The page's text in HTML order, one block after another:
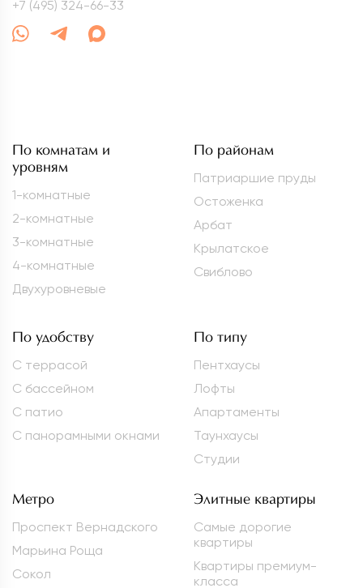
+7 (495) 324-66-33
По комнатам и
уровням
1-комнатные
2-комнатные
3-комнатные
4-комнатные
Двухуровневые
По районам
Патриаршие пруды
Остоженка
Арбат
Крылатское
Свиблово
По удобству
С террасой
С бассейном
С патио
С панорамными окнами
По типу
Пентхаусы
Лофты
Апартаменты
Таунхаусы
Студии
Метро
Проспект Вернадского
Марьина Роща
Сокол
Элитные квартиры
Самые дорогие
квартиры
Квартиры премиум-
класса